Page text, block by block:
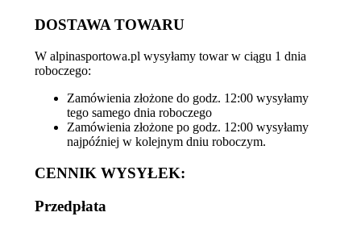
DOSTAWA TOWARU
W alpinasportowa.pl wysyłamy towar w ciągu 1 dnia
roboczego:
Zamówienia złożone do godz. 12:00 wysyłamy
tego samego dnia roboczego
Zamówienia złożone po godz. 12:00 wysyłamy
najpóźniej w kolejnym dniu roboczym.
CENNIK WYSYŁEK:
Przedpłata